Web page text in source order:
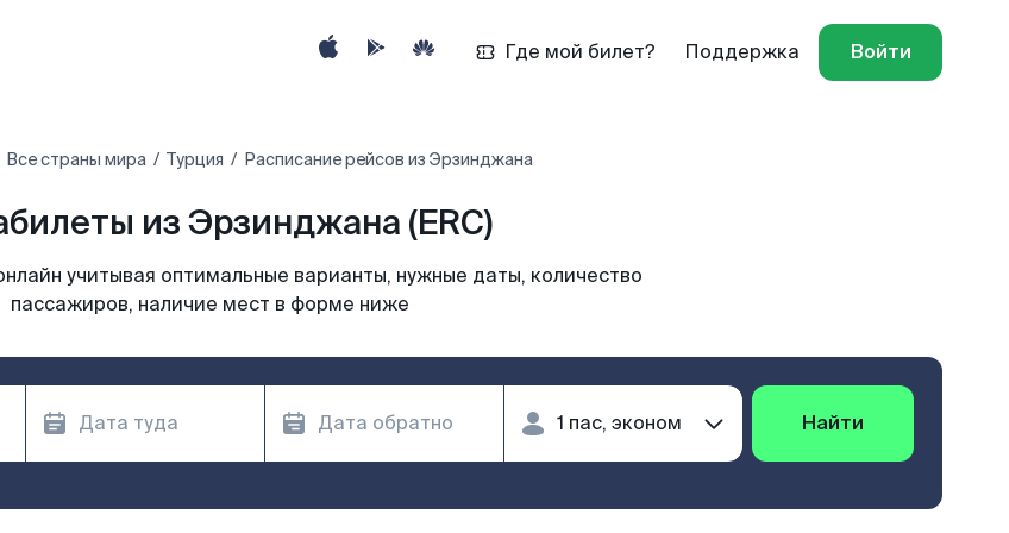
Где мой билет? Поддержка Войти
Все страны мира Турция Расписание рейсов из Эрзинджана
из Эрзинджана (ERC)
учитывая оптимальные варианты, нужные даты, количество
пассажиров, наличие мест в форме ниже
Найти